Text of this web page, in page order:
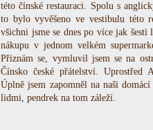
této čínské restauraci. Spolu s
to bylo vyvěšeno ve vestibulu této
všichni jsme se dnes po více jak
nákupu v jednom velkém
Přiznám se, vymluvil jsem se na
Čínsko české přátelství. Uprostřed
Úplně jsem zapomněl na naši
lidmi, pendrek na tom záleží.